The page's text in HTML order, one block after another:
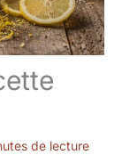
de lecture